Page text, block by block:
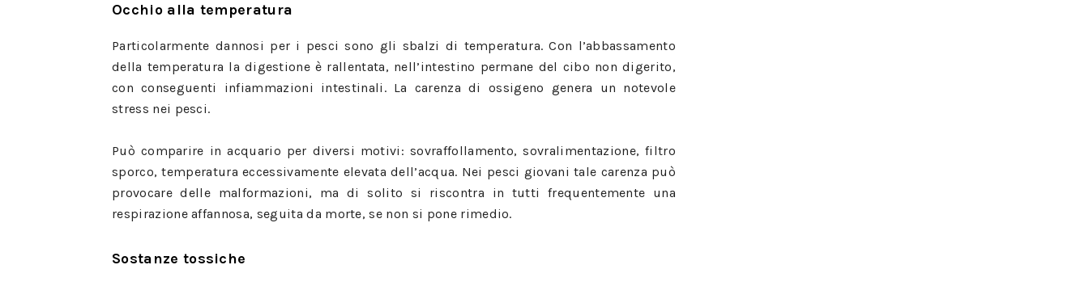
Occhio alla temperatura
Particolarmente dannosi per i pesci sono gli sbalzi di temperatura. Con l’abbassamento
della temperatura la digestione è rallentata, nell’intestino permane del cibo non digerito,
con conseguenti infiammazioni intestinali. La carenza di ossigeno genera un notevole
stress nei pesci.
Può comparire in acquario per diversi motivi: sovraffollamento, sovralimentazione, filtro
sporco, temperatura eccessivamente elevata dell’acqua. Nei pesci giovani tale carenza può
provocare delle malformazioni, ma di solito si riscontra in tutti frequentemente una
respirazione affannosa, seguita da morte, se non si pone rimedio.
Sostanze tossiche